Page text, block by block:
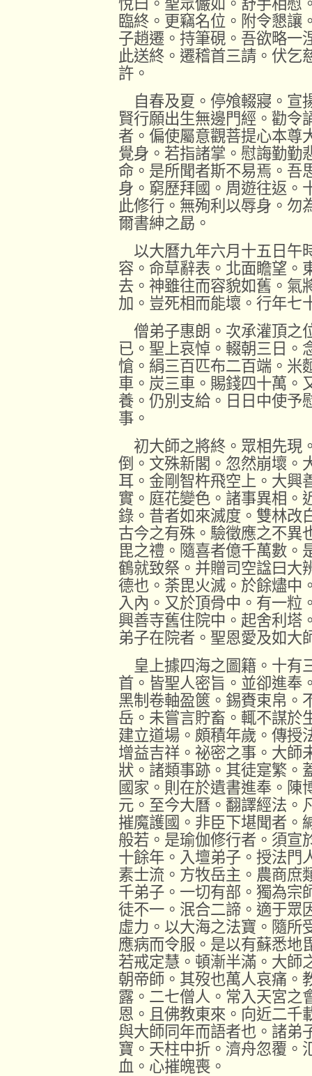
悅曰。聖眾儼如。舒手相慰
臨終。更竊名位。附令懇讓
子趙遷。持筆硯。吾欲略一
此送終。遷稽首三請。伏乞
許。
自春及夏。停飧輟寢。宣
賢行願出生無邊門經。勸令
者。偏使屬意觀菩提心本尊
覺身。若指諸掌。慰誨勤勤
命。是所聞者斯不易焉。吾
身。窮歷拜國。周遊往返。
此修行。無殉利以辱身。勿
爾書紳之勗。
以大曆九年六月十五日午
容。命草辭表。北面瞻望。
去。神雖往而容貌如舊。氣
加。豈死相而能壞。行年七
僧弟子惠朗。次承灌頂之
已。聖上哀悼。輟朝三日。
愴。絹三百匹布二百端。米
車。炭三車。賜錢四十萬。
養。仍別支給。日日中使予
事。
初大師之將終。眾相先現
倒。文殊新閣。忽然崩壞。
耳。金剛智杵飛空上。大興
實。庭花變色。諸事異相。
錄。昔者如來滅度。雙林改
古今之有殊。驗徵應之不異
毘之禮。隨喜者億千萬數。
鶴就致祭。并贈司空諡曰大
德也。荼毘火滅。於餘燼中
入內。又於頂骨中。有一粒
興善寺舊住院中。起舍利塔
弟子在院者。聖恩愛及如大
皇上據四海之圖籍。十有
首。皆聖人密旨。並卻進奉
黑制卷軸盈篋。錫賚束帛。
岳。未嘗言貯畜。輒不謀於
建立道場。頗積年歲。傳授
增益吉祥。祕密之事。大師
狀。諸類事跡。其徒寔繁。
國家。則在於遺書進奉。陳
元。至今大曆。翻譯經法。
摧魔護國。非臣下堪聞者。
般若。是瑜伽修行者。須宣
十餘年。入壇弟子。授法門
素士流。方牧岳主。農商庶
千弟子。一切有部。獨為宗
徒不一。泯合二諦。適于眾
虛力。以大海之法寶。隨所
應病而令服。是以有蘇悉地
若戒定慧。頓漸半滿。大師
朝帝師。其歿也萬人哀痛。
露。二七僧人。常入天宮之
恩。且佛教東來。向近二千
與大師同年而語者也。諸弟
寶。天柱中折。濟舟忽覆。
血。心摧魄喪。